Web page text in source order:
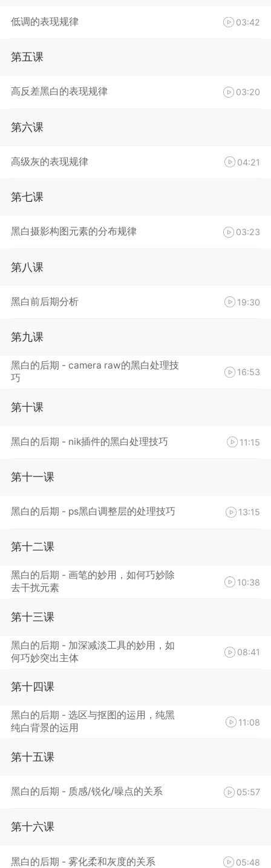
低调的表现规律 03:42
第五课
高反差黑白的表现规律 03:20
第六课
高级灰的表现规律 04:21
第七课
黑白摄影构图元素的分布规律 03:23
第八课
黑白前后期分析 19:30
第九课
黑白的后期 - camera raw的黑白处理技
巧
16:53
第十课
黑白的后期 - nik插件的黑白处理技巧 11:15
第十一课
黑白的后期 - ps黑白调整层的处理技巧 13:15
第十二课
黑白的后期 - 画笔的妙用，如何巧妙除
去干扰元素
10:38
第十三课
黑白的后期 - 加深减淡工具的妙用，如
何巧妙突出主体
08:41
第十四课
黑白的后期 - 选区与抠图的运用，纯黑
纯白背景的运用
11:08
第十五课
黑白的后期 - 质感/锐化/噪点的关系 05:57
第十六课
黑白的后期 - 雾化柔和灰度的关系 05:48